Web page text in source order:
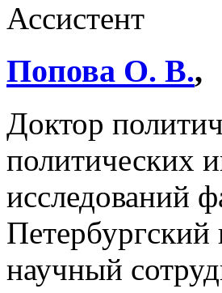
Ассистент
Попова О. В.,
Доктор
политических
исследований
Петербургский
научный